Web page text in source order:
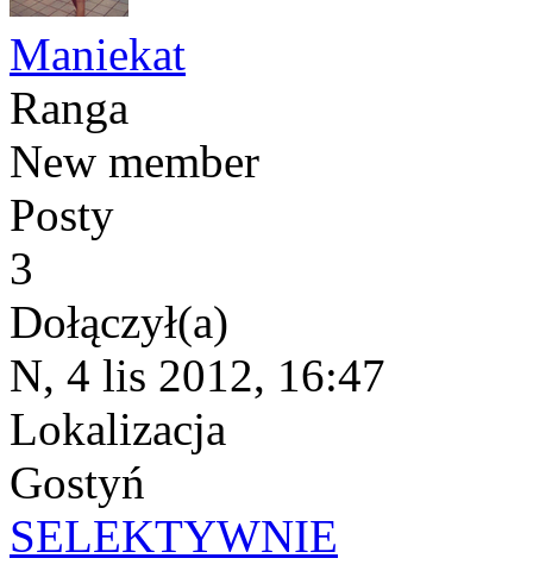
Maniekat
Ranga
New member
Posty
3
Dołączył(a)
N, 4 lis 2012, 16:47
Lokalizacja
Gostyń
SELEKTYWNIE